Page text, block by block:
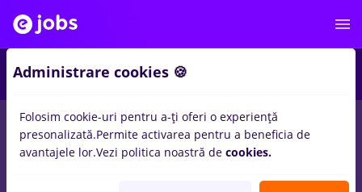
Salarii Remote (de acasă) București Cluj-
Administrare cookies 🍪
Folosim cookie-uri pentru a-ți oferi o experiență
presonalizată.Permite activarea pentru a beneficia de
avantajele lor.Vezi politica noastră de cookies.